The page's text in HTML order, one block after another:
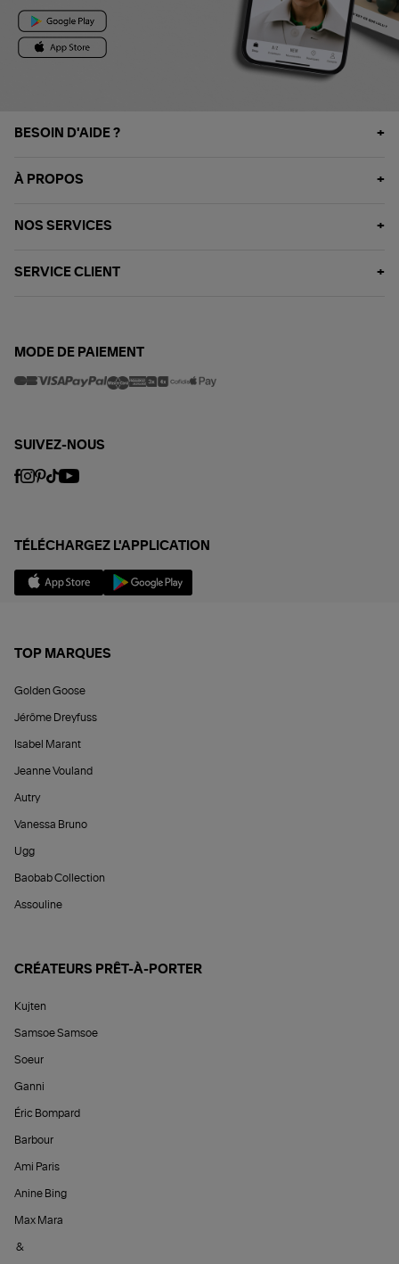
BESOIN D'AIDE ?
À PROPOS
NOS SERVICES
SERVICE CLIENT
MODE DE PAIEMENT
SUIVEZ-NOUS
TÉLÉCHARGEZ L'APPLICATION
TOP MARQUES
Golden Goose
Jérôme Dreyfuss
Isabel Marant
Jeanne Vouland
Autry
Vanessa Bruno
Ugg
Baobab Collection
Assouline
CRÉATEURS PRÊT-À-PORTER
Kujten
Samsoe Samsoe
Soeur
Ganni
Éric Bompard
Barbour
Ami Paris
Anine Bing
Max Mara
&